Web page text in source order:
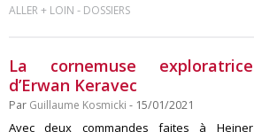
ALLER + LOIN - DOSSIERS
La cornemuse exploratrice
d’Erwan Keravec
Par Guillaume Kosmicki - 15/01/2021
Avec deux commandes faites à Heiner